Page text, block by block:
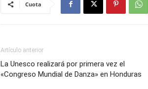
Cuota
Artículo anterior
La Unesco realizará por primera vez el
«Congreso Mundial de Danza» en Honduras